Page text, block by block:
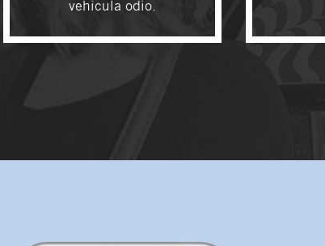
vehicula odio.